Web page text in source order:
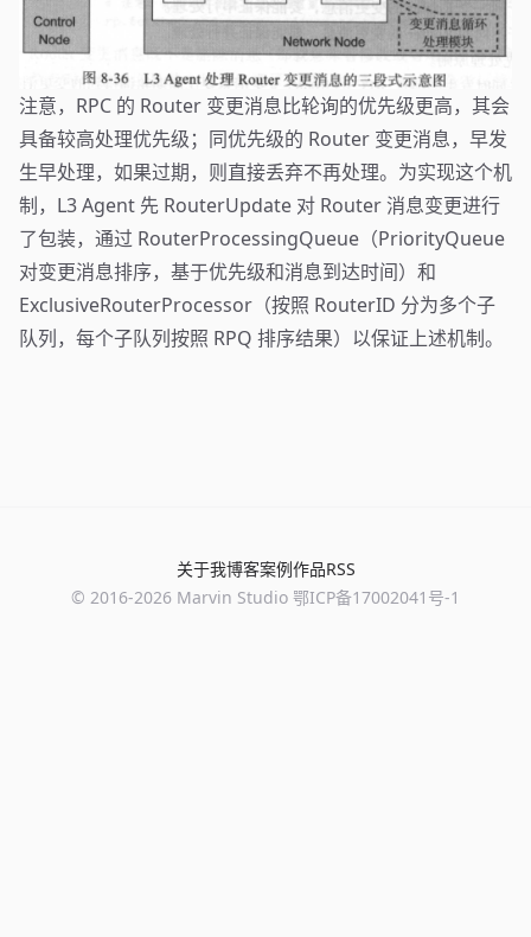
注意，RPC 的 Router 变更消息比轮询的优先级更高，其会
具备较高处理优先级；同优先级的 Router 变更消息，早发
生早处理，如果过期，则直接丢弃不再处理。为实现这个机
制，L3 Agent 先 RouterUpdate 对 Router 消息变更进行
了包装，通过 RouterProcessingQueue（PriorityQueue
对变更消息排序，基于优先级和消息到达时间）和
ExclusiveRouterProcessor（按照 RouterID 分为多个子
队列，每个子队列按照 RPQ 排序结果）以保证上述机制。
关于我博客案例作品RSS
© 2016-2026 Marvin Studio 鄂ICP备17002041号-1